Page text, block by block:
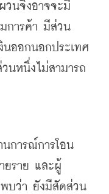
วนจึงอาจจะมี
การค้า มีส่วน
นออกนอกประเทศ
นหนึ่งไม่สามารถ
นการณ์การโอน
ยราย และผู้
พบว่า ยังมีสัดส่วน